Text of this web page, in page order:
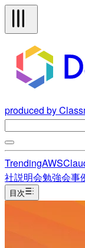
produced by
TrendingAWS
社説明会勉強会事
目次